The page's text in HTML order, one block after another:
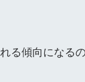
る傾向になる